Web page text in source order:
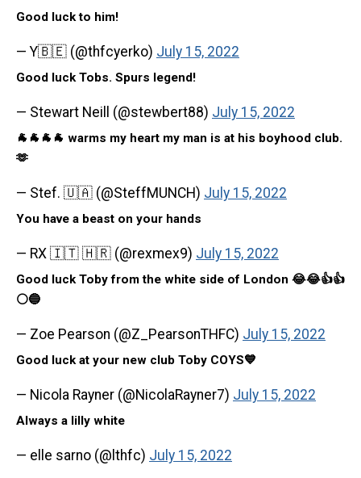
Good luck to him!
— Y🇧🇪 (@thfcyerko) July 15, 2022
Good luck Tobs. Spurs legend!
— Stewart Neill (@stewbert88) July 15, 2022
🐐🐐🐐🐐 warms my heart my man is at his boyhood club.
🫶
— Stef. 🇺🇦 (@SteffMUNCH) July 15, 2022
You have a beast on your hands
— RX 🇮🇹 🇭🇷 (@rexmex9) July 15, 2022
Good luck Toby from the white side of London 😂😂👍👍
⚪🔵
— Zoe Pearson (@Z_PearsonTHFC) July 15, 2022
Good luck at your new club Toby COYS💙
— Nicola Rayner (@NicolaRayner7) July 15, 2022
Always a lilly white
— elle sarno (@lthfc) July 15, 2022